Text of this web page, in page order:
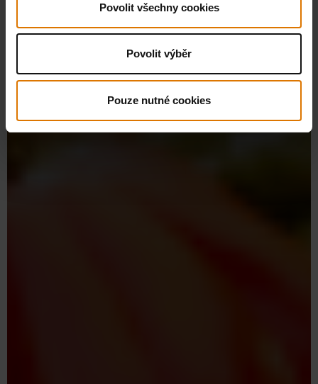
Povolit všechny cookies
Povolit výběr
Pouze nutné cookies